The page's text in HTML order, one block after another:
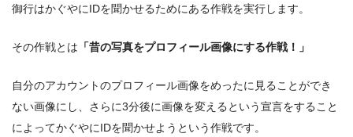
御行はかぐやにIDを聞かせるためにある作戦を実行します。
その作戦とは 「昔の写真をプロフィール画像にする作戦！」
自分のアカウントのプロフィール画像をめったに見ることができ
ない画像にし、さらに3分後に画像を変えるという宣言をすること
によってかぐやにIDを聞かせようという作戦です。